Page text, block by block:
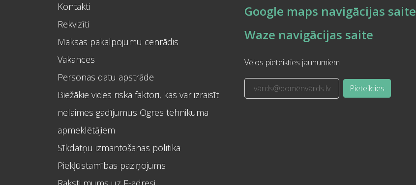
Kontakti
Rekvizīti
Maksas pakalpojumu cenrādis
Vakances
Personas datu apstrāde
Biežākie vides riska faktori, kas var izraisīt
nelaimes gadījumus Ogres tehnikuma
apmeklētājiem
Sīkdatņu izmantošanas politika
Piekļūstamības paziņojums
Google maps navigācijas saite
Waze navigācijas saite
Vēlos pieteikties jaunumiem
Pieteikties